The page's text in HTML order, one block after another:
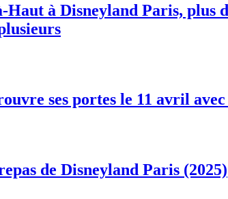
à Disneyland Paris, plus
ses portes le 11 avril
de Disneyland Paris (2025)